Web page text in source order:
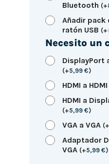
Bluetooth (+
Añadir pack
ratón USB (+
Necesito un
DisplayPort
(+5,99 €)
HDMI a HDMI
HDMI a
(+5,99 €)
VGA a VGA (+
Adaptador
VGA (+5,99 €)